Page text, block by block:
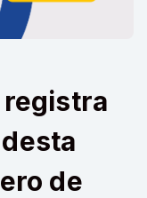
registra
de